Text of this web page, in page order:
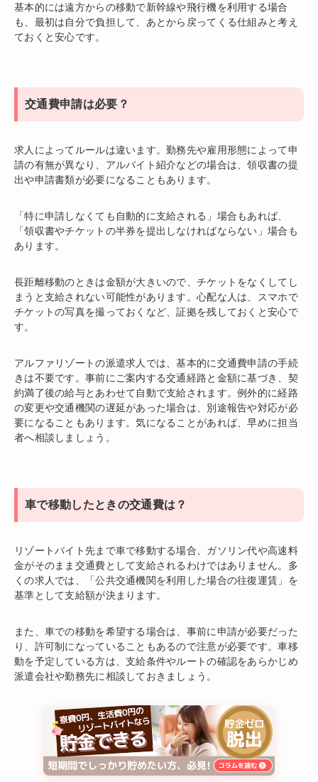
基本的には遠方からの移動で新幹線や飛行機を利用する場合
も、最初は自分で負担して、あとから戻ってくる仕組みと考え
ておくと安心です。
交通費申請は必要？
求人によってルールは違います。勤務先や雇用形態によって申
請の有無が異なり、アルバイト紹介などの場合は、領収書の提
出や申請書類が必要になることもあります。
「特に申請しなくても自動的に支給される」場合もあれば、
「領収書やチケットの半券を提出しなければならない」場合も
あります。
長距離移動のときは金額が大きいので、チケットをなくしてし
まうと支給されない可能性があります。心配な人は、スマホで
チケットの写真を撮っておくなど、証拠を残しておくと安心で
す。
アルファリゾートの派遣求人では、基本的に交通費申請の手続
きは不要です。事前にご案内する交通経路と金額に基づき、契
約満了後の給与とあわせて自動で支給されます。例外的に経路
の変更や交通機関の遅延があった場合は、別途報告や対応が必
要になることもあります。気になることがあれば、早めに担当
者へ相談しましょう。
車で移動したときの交通費は？
リゾートバイト先まで車で移動する場合、ガソリン代や高速料
金がそのまま交通費として支給されるわけではありません。多
くの求人では、「公共交通機関を利用した場合の往復運賃」を
基準として支給額が決まります。
また、車での移動を希望する場合は、事前に申請が必要だった
り、許可制になっていることもあるので注意が必要です。車移
動を予定している方は、支給条件やルートの確認をあらかじめ
派遣会社や勤務先に相談しておきましょう。